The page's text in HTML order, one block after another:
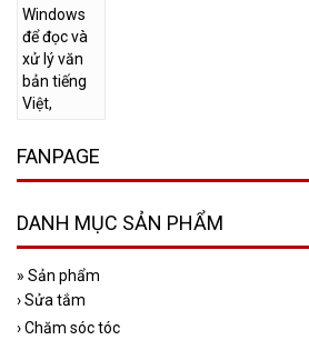
FANPAGE
DANH MỤC SẢN PHẨM
» Sản phẩm
›Sửa tắm
›Chăm sóc tóc